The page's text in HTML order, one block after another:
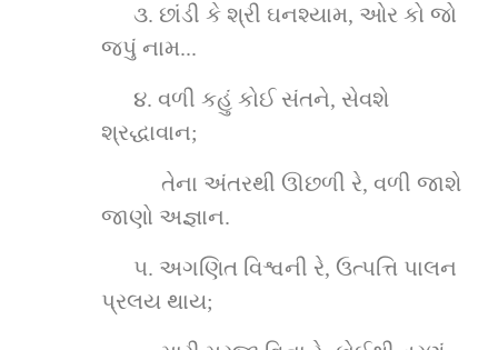
૩. છાંડી કે શ્રી ઘનશ્યામ, ઓર કો જો
જપું નામ...
૪. વળી કહું કોઈ સંતને, સેવશે
શ્રદ્ધાવાન;
તેના અંતરથી ઊછળી રે, વળી જાશે
જાણો અજ્ઞાન.
૫. અગણિત વિશ્વની રે, ઉત્પત્તિ પાલન
પ્રલય થાય;